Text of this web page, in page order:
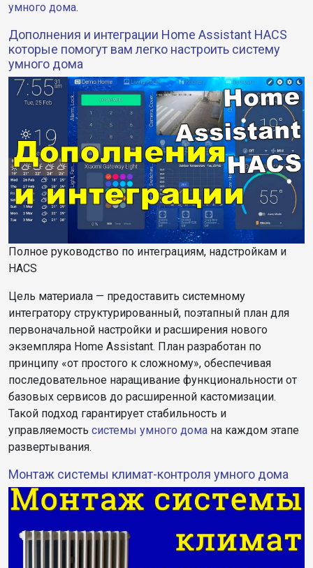
умного дома.
Дополнения и интеграции Home Assistant HACS
которые помогут вам легко настроить систему
умного дома
Полное руководство по интеграциям, надстройкам и
HACS
Цель материала — предоставить системному
интегратору структурированный, поэтапный план для
первоначальной настройки и расширения нового
экземпляра Home Assistant. План разработан по
принципу «от простого к сложному», обеспечивая
последовательное наращивание функциональности от
базовых сервисов до расширенной кастомизации.
Такой подход гарантирует стабильность и
управляемость системы умного дома на каждом этапе
развертывания.
Монтаж системы климат-контроля умного дома